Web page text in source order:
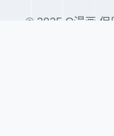
© 2025 Q漫画 保